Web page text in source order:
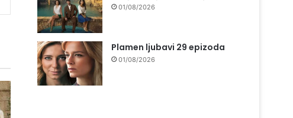
01/08/2026
Plamen ljubavi 29 epizoda
01/08/2026